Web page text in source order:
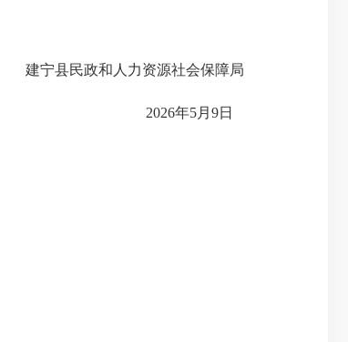
建宁县民政和人力资源社会保障局
2026年5月9日